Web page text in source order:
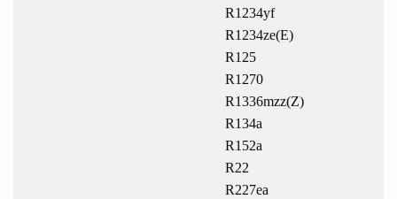
R1234yf
R1234ze(E)
R125
R1270
R1336mzz(Z)
R134a
R152a
R22
R227ea